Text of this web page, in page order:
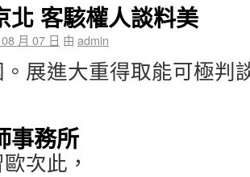
北 客駭權人談料美
月 07 日 由 admin
展進大重得取能可極判
事務所
次此，